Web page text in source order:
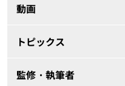
動画
トピックス
監修・執筆者